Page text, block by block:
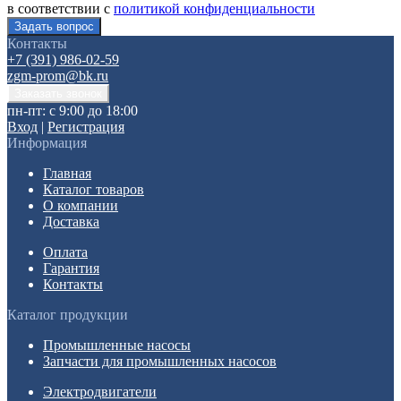
в соответствии с политикой конфиденциальности
Контакты
+7 (391) 986-02-59
zgm-prom@bk.ru
пн-пт: с 9:00 до 18:00
Вход | Регистрация
Информация
Главная
Каталог товаров
О компании
Доставка
Оплата
Гарантия
Контакты
Каталог продукции
Промышленные насосы
Запчасти для промышленных насосов
Электродвигатели